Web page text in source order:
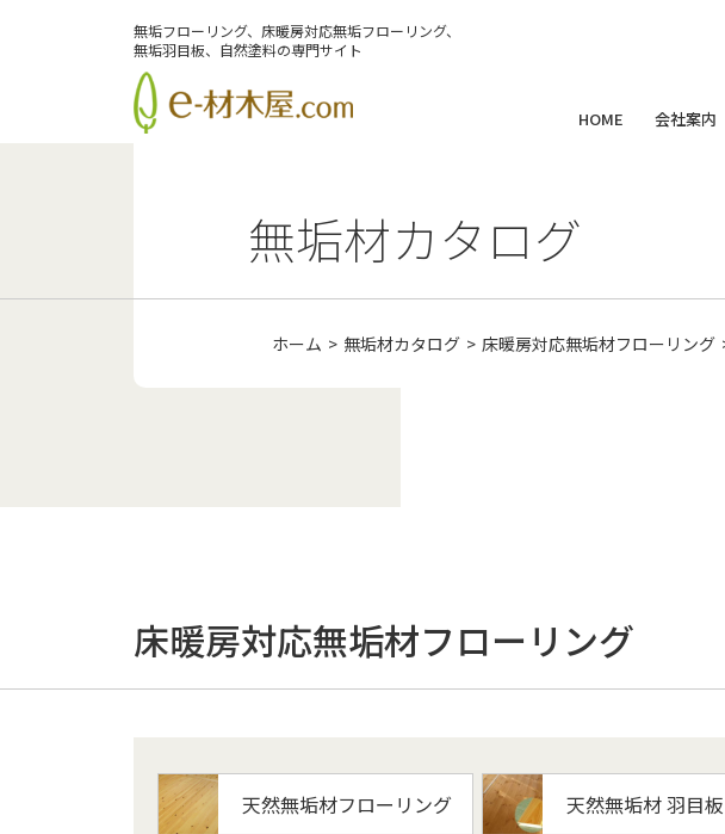
無垢フローリング、床暖房対応無垢フローリング、
無垢羽目板、自然塗料の専門サイト
HOME 会社案内
材木屋から総
オーダーメイ
無垢材カタログ
ホーム 無垢材カタログ 床暖房対応無垢材フローリング
床暖房対応無垢材フローリング
天然無垢材フローリング 天然無垢材 羽目板